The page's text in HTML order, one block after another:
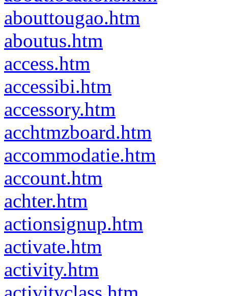
abouttougao.htm
aboutus.htm
access.htm
accessibi.htm
accessory.htm
acchtmzboard.htm
accommodatie.htm
account.htm
achter.htm
actionsignup.htm
activate.htm
activity.htm